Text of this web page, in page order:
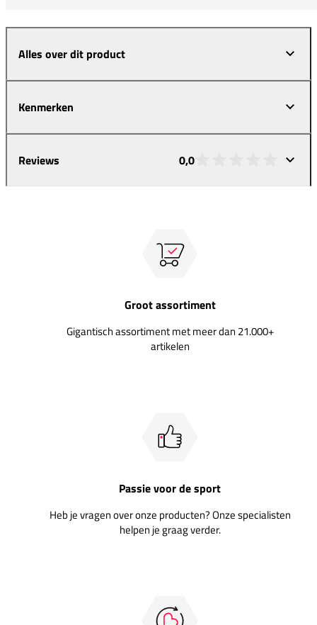
Alles over dit product
Kenmerken
Reviews 0,0
Groot assortiment
Gigantisch assortiment met meer dan 21.000+
artikelen
Passie voor de sport
Heb je vragen over onze producten? Onze specialisten
helpen je graag verder.